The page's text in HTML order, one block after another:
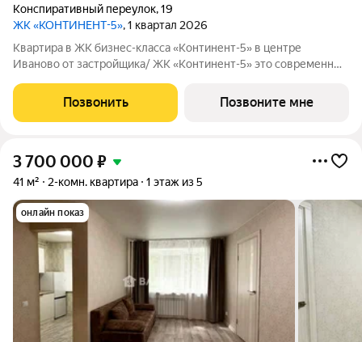
Конспиративный переулок,19
ЖК «КОНТИНЕНТ-5», 1 квартал 2026
Квартира в ЖК бизнес-класса «Континент-5» в центре
Иваново от застройщика/ ЖК «Континент-5» это современный
Закрытая территория, всего 62 квартиры, высокий уровень
комфорта для тех, кто ценит
Позвонить Позвоните мне
3 700 000 ₽
41 м² 2-комн. квартира 1 этаж из 5
онлайн показ